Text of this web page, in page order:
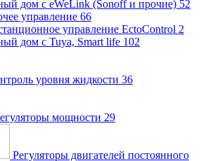
дом c eWeLink (Sonoff и прочие) 52
управление 66
управление EctoControl 2
дом с Tuya, Smart life 102
уровня жидкости 36
мощности 29
Регуляторы двигателей постоянного